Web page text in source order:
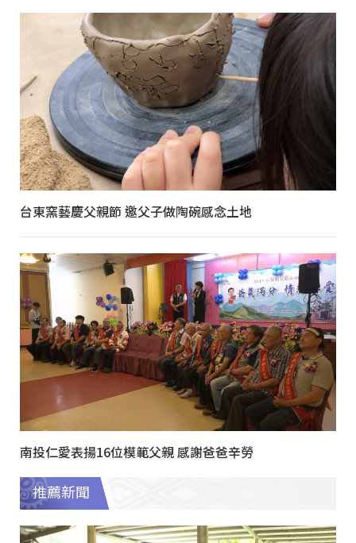
台東窯藝慶父親節 邀父子做陶碗感念土地
南投仁愛表揚16位模範父親 感謝爸爸辛勞
推薦新聞